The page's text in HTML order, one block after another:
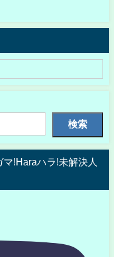
検索
!Haraハラ!未解決人